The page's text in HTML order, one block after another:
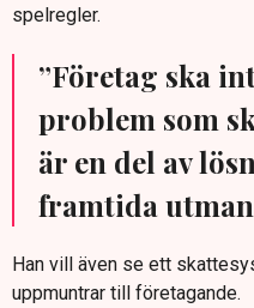
spelregler.
”Företag ska
problem som
är en del av
framtida
Han vill även se ett
uppmuntrar till företagande.